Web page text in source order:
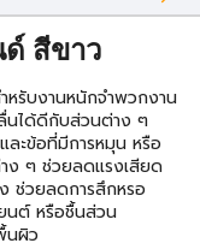
ด์ สีขาว
รับงานหนักจำพวกงาน
นได้ดีกับส่วนต่าง ๆ
ะข้อที่มีการหมุน หรือ
ง ๆ ช่วยลดแรงเสียด
ช่วยลดการสึกหรอ
นต์ หรือชื้นส่วน
นผิว